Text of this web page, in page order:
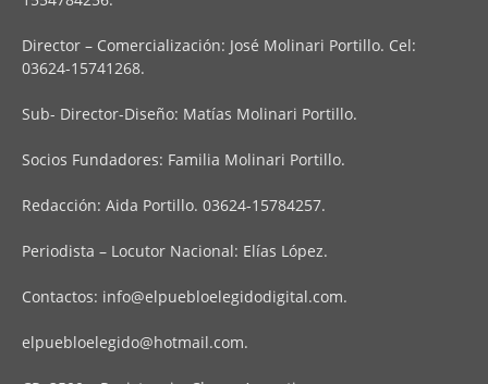
Director – Comercialización: José Molinari Portillo. Cel:
03624-15741268.
Sub- Director-Diseño: Matías Molinari Portillo.
Socios Fundadores: Familia Molinari Portillo.
Redacción: Aida Portillo. 03624-15784257.
Periodista – Locutor Nacional: Elías López.
Contactos: info@elpuebloelegidodigital.com.
elpuebloelegido@hotmail.com.